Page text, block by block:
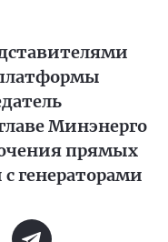
Минэнерго
прямых
генераторами